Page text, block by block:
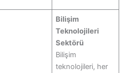
Bilişim
Teknolojileri
Sektörü
Bilişim
teknolojileri, her